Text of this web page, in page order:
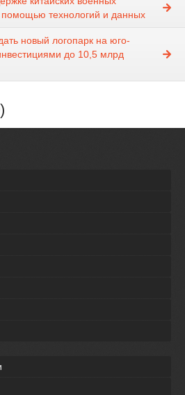
технологий и данных
новый логопарк на юго-
до 10,5 млрд